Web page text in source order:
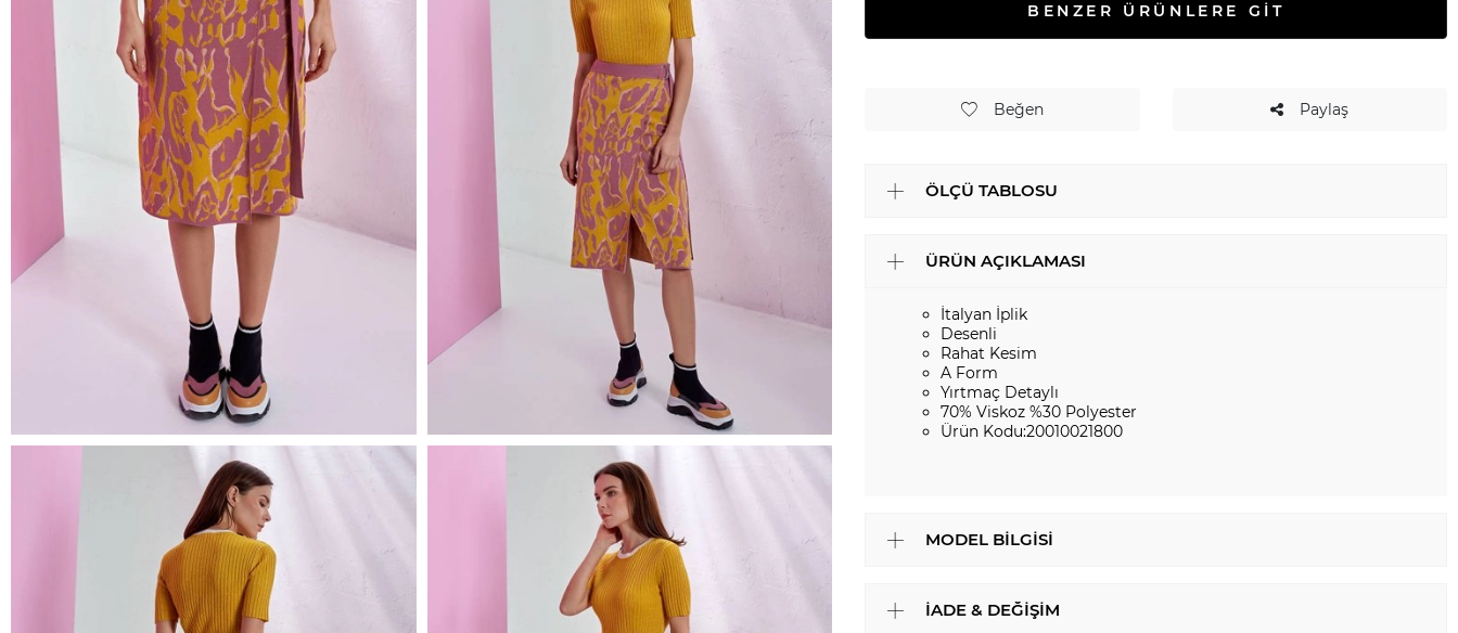
BENZER ÜRÜNLERE GİT
Beğen Paylaş
ÖLÇÜ TABLOSU
ÜRÜN AÇIKLAMASI
İtalyan İplik
Desenli
Rahat Kesim
A Form
Yırtmaç Detaylı
70% Viskoz %30 Polyester
Ürün Kodu:20010021800
MODEL BILGISI
İADE & DEĞIŞIM